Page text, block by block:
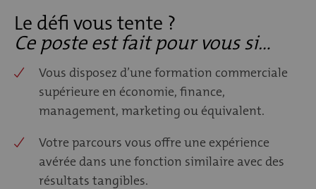
Le défi vous tente ?
Ce poste est fait pour vous si…
Vous disposez d’une formation commerciale
supérieure en économie, finance,
management, marketing ou équivalent.
Votre parcours vous offre une expérience
avérée dans une fonction similaire avec des
résultats tangibles.